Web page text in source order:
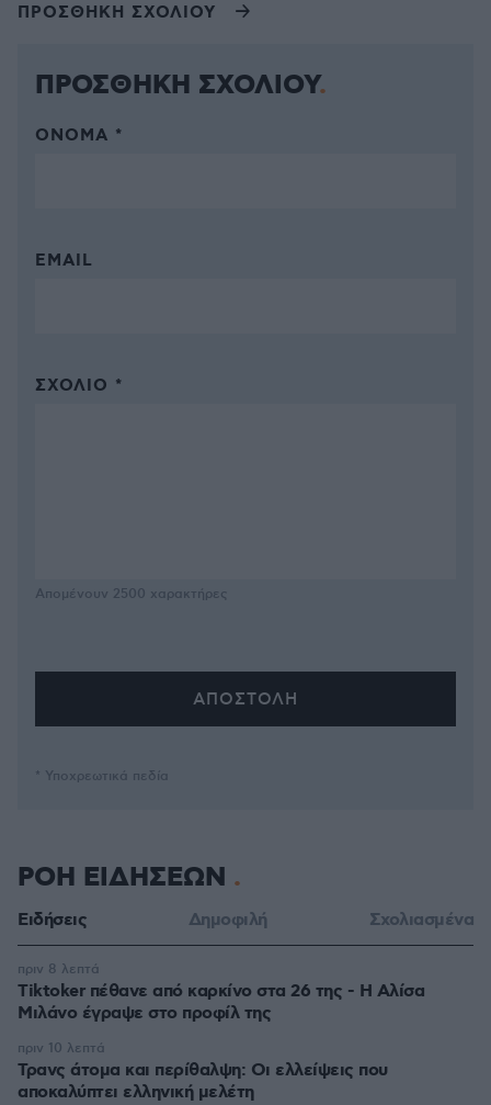
ΠΡΟΣΘΗΚΗ ΣΧΟΛΙΟΥ
ΠΡΟΣΘΗΚΗ ΣΧΟΛΙΟΥ
ΌΝΟΜΑ *
EMAIL
ΣΧΌΛΙΟ *
Απομένουν 2500 χαρακτήρες
* Υποχρεωτικά πεδία
ΡΟΗ ΕΙΔΗΣΕΩΝ
Ειδήσεις Δημοφιλή Σχολιασμένα
Tiktoker πέθανε από καρκίνο στα 26 της - Η Αλίσα
Μιλάνο έγραψε στο προφίλ της
πριν 8 λεπτά
Τρανς άτομα και περίθαλψη: Οι ελλείψεις που
αποκαλύπτει ελληνική μελέτη
πριν 10 λεπτά